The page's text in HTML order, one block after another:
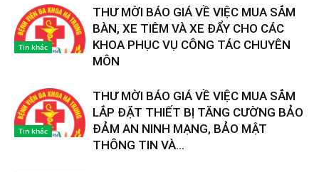
Tin khác
THƯ MỜI BÁO GIÁ VỀ VIỆC MUA SẮM
BÀN, XE TIÊM VÀ XE ĐẨY CHO CÁC
KHOA PHỤC VỤ CÔNG TÁC CHUYÊN
MÔN
Tin khác
THƯ MỜI BÁO GIÁ VỀ VIỆC MUA SẮM
LẮP ĐẶT THIẾT BỊ TĂNG CƯỜNG BẢO
ĐẢM AN NINH MẠNG, BẢO MẬT
THÔNG TIN VÀ...